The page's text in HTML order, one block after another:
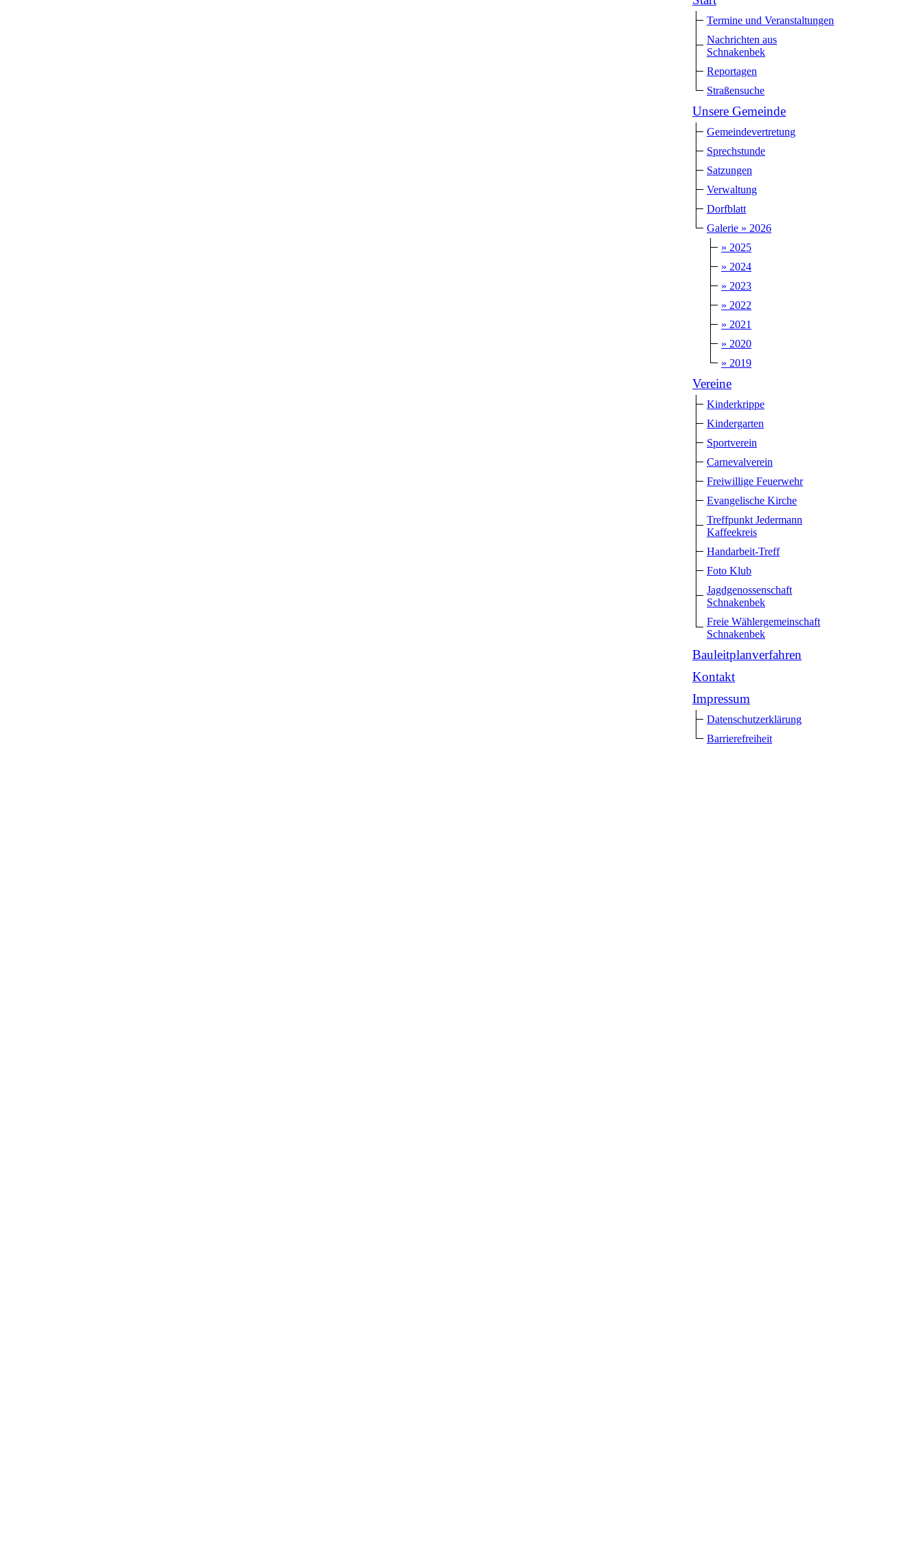
Termine und Veranstaltungen
Nachrichten aus
Schnakenbek
Reportagen
Straßensuche
Unsere Gemeinde
Gemeindevertretung
Sprechstunde
Satzungen
Verwaltung
Dorfblatt
Galerie » 2026
» 2025
» 2024
» 2023
» 2022
» 2021
» 2020
» 2019
Vereine
Kinderkrippe
Kindergarten
Sportverein
Carnevalverein
Freiwillige Feuerwehr
Evangelische Kirche
Treffpunkt Jedermann
Kaffeekreis
Handarbeit-Treff
Foto Klub
Jagdgenossenschaft
Schnakenbek
Freie Wählergemeinschaft
Schnakenbek
Bauleitplanverfahren
Kontakt
Impressum
Datenschutzerklärung
Barrierefreiheit